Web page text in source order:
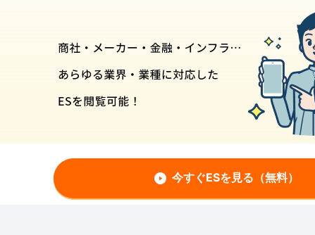
今すぐESを見る（無料）